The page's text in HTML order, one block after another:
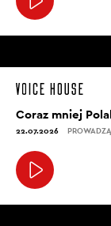
Coraz mniej
22.07.2026